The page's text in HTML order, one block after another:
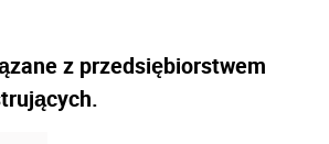
z przedsiębiorstwem